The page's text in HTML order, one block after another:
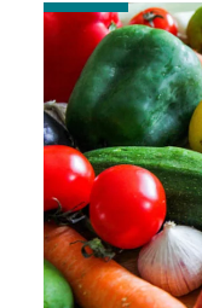
-
Les
aliments
bons
pour
la
vue